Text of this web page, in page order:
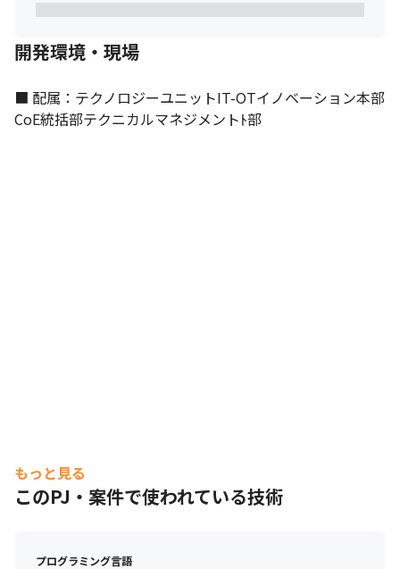
開発環境・現場
■ 配属：テクノロジーユニットIT-OTイノベーション本部
CoE統括部テクニカルマネジメントﾄ部
もっと見る
このPJ・案件で使われている技術
プログラミング言語